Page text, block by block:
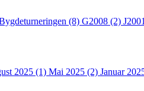
(8) G2008 (2)
2025 (1) Mai 2025 (2) Januar